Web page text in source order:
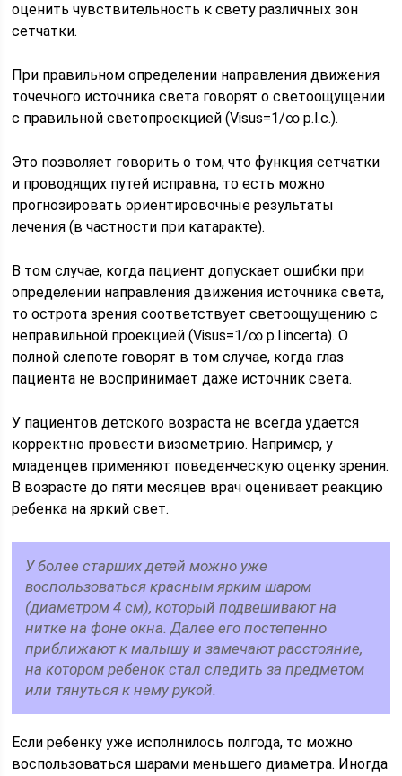
оценить чувствительность к свету различных зон
сетчатки.
При правильном определении направления движения
точечного источника света говорят о светоощущении
с правильной светопроекцией (Visus=1/∞ p.l.c.).
Это позволяет говорить о том, что функция сетчатки
и проводящих путей исправна, то есть можно
прогнозировать ориентировочные результаты
лечения (в частности при катаракте).
В том случае, когда пациент допускает ошибки при
определении направления движения источника света,
то острота зрения соответствует светоощущению с
неправильной проекцией (Visus=1/∞ p.l.incerta). О
полной слепоте говорят в том случае, когда глаз
пациента не воспринимает даже источник света.
У пациентов детского возраста не всегда удается
корректно провести визометрию. Например, у
младенцев применяют поведенческую оценку зрения.
В возрасте до пяти месяцев врач оценивает реакцию
ребенка на яркий свет.
У более старших детей можно уже
воспользоваться красным ярким шаром
(диаметром 4 см), который подвешивают на
нитке на фоне окна. Далее его постепенно
приближают к малышу и замечают расстояние,
на котором ребенок стал следить за предметом
или тянуться к нему рукой.
Если ребенку уже исполнилось полгода, то можно
воспользоваться шарами меньшего диаметра. Иногда